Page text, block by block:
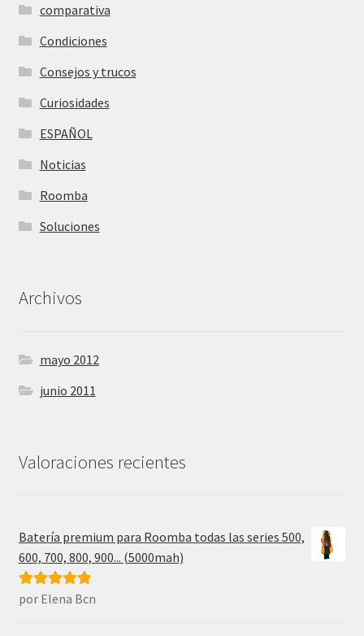
comparativa
Condiciones
Consejos y trucos
Curiosidades
ESPAÑOL
Noticias
Roomba
Soluciones
Archivos
mayo 2012
junio 2011
Valoraciones recientes
Batería premium para Roomba todas las series 500,
600, 700, 800, 900... (5000mah)
Valorado con
por Elena Bcn